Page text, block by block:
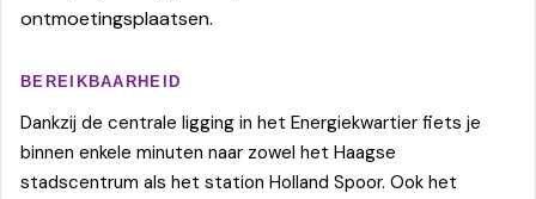
ontmoetingsplaatsen.
BEREIKBAARHEID
Dankzij de centrale ligging in het Energiekwartier fiets je
binnen enkele minuten naar zowel het Haagse
stadscentrum als het station Holland Spoor. Ook het